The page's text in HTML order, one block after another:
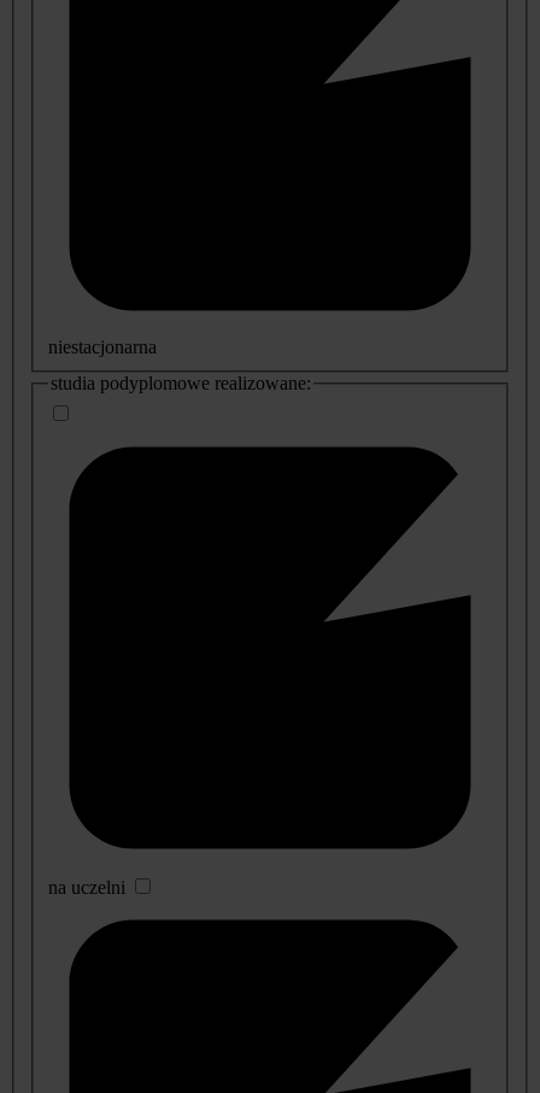
niestacjonarna
studia podyplomowe realizowane:
na uczelni